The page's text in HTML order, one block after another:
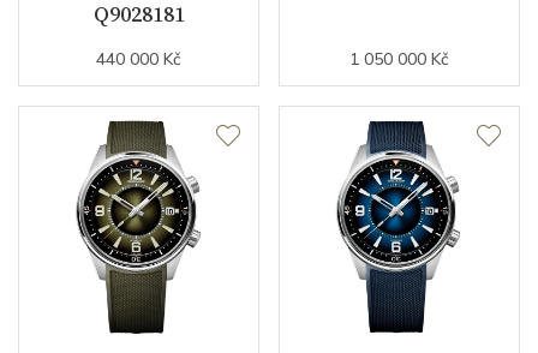
Sekundová ručka ANO
Barva číselníku
Indexy číselníku kombinace indexů
Q9028181
440 000 Kč 1 050 000 Kč